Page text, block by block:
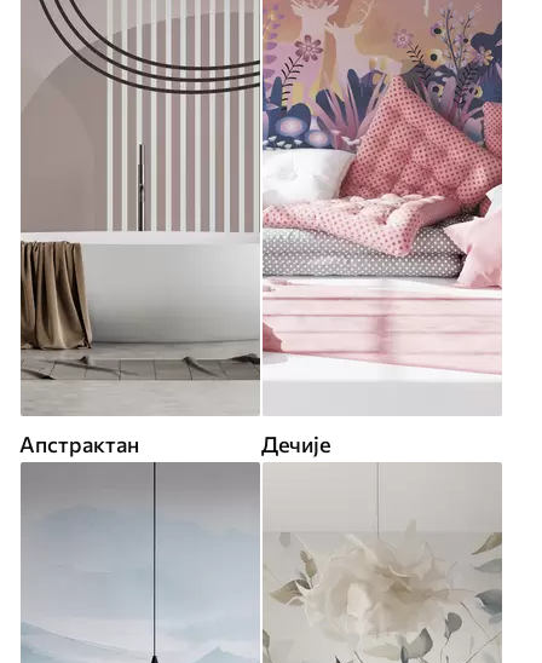
Апстрактан Дечије